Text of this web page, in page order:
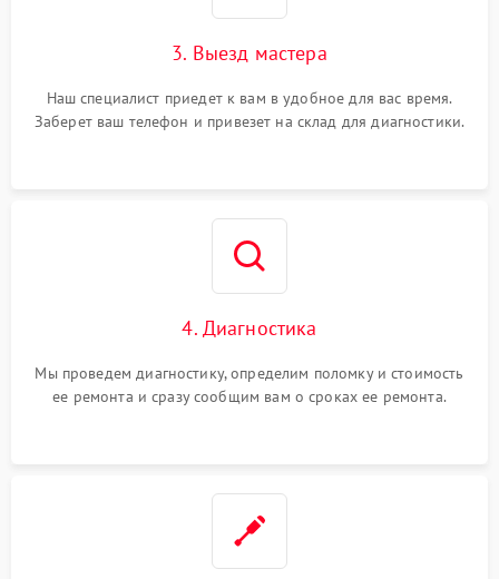
3. Выезд мастера
Наш специалист приедет к вам в удобное для вас время.
Заберет ваш телефон и привезет на склад для диагностики.
4. Диагностика
Мы проведем диагностику, определим поломку и стоимость
ее ремонта и сразу сообщим вам о сроках ее ремонта.